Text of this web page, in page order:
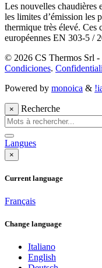
Les nouvelles chaudières
les limites d’émission les
thermique très élevé. Ces
européennes EN 303-5 /
© 2026 CS Thermos Srl
Condiciones.
Powered by monoica &
× Recherche
Langues
×
Current language
Français
Change language
Italiano
English